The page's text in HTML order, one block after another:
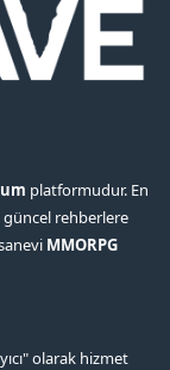
platformudur. En
güncel rehberlere
MMORPG
olarak hizmet